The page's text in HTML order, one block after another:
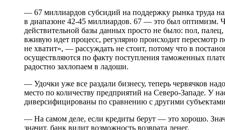
— 67 миллиардов субсидий на поддержку рынка труда
в диапазоне 42-45 миллиардов. 67 — это был оптимизм.
действительной базы данных просто не было: пол,
вживую идет процесс, регулярно происходит
не хватит», — рассуждать не стоит, потому что в
осуществляются по факту поступления таможенных
радостно захлопаем в ладоши.
— Удочки уже все раздали бизнесу, теперь червячков
место по количеству предприятий на Северо-Западе. У
диверсифицированы по сравнению с другими
— На самом деле, если кредиты берут — это хорошо.
значит, банк видит возможность возврата денег.